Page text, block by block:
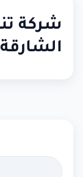
شركة
الشارقة